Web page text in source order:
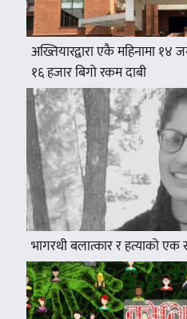
अख्तियारद्वारा एकै महिनामा १४
१६ हजार बिगो रकम दाबी
भागरथी बलात्कार र हत्याको एक